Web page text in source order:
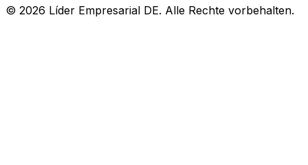
© 2026 Líder Empresarial DE. Alle Rechte vorbehalten.